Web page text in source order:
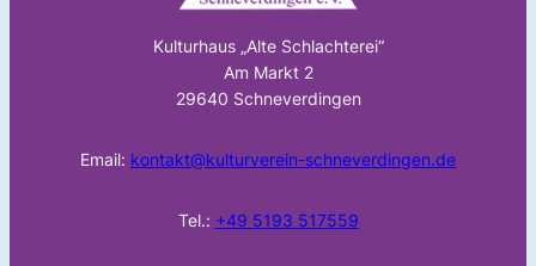
Kulturhaus „Alte Schlachterei“
Am Markt 2
29640 Schneverdingen
Email: kontakt@kulturverein-schneverdingen.de
Tel.: +49 5193 517559